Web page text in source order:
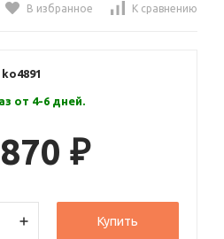
В избранное К сравнению
ko4891
от 4-6 дней.
₽
Купить